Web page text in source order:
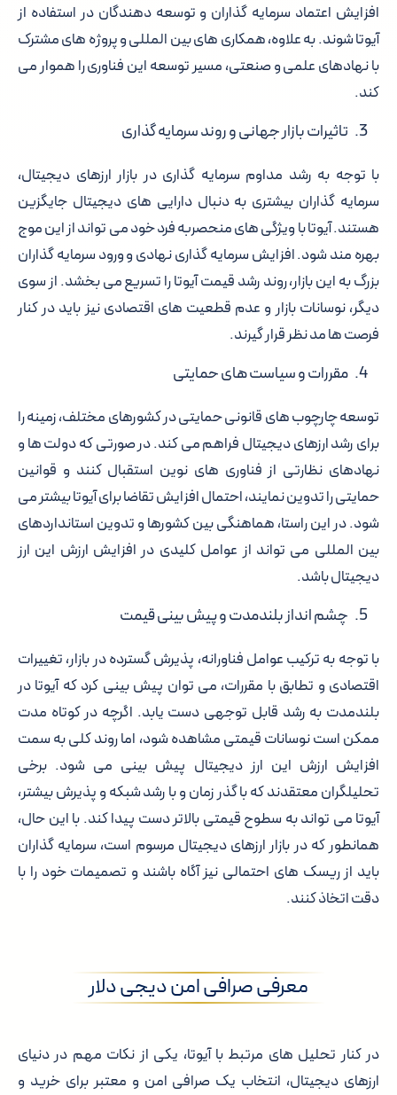
افزایش اعتماد سرمایه گذاران و توسعه دهندگان در استفاده از
آیوتا شوند. به علاوه، همکاری های بین المللی و پروژه های مشترک
با نهادهای علمی و صنعتی، مسیر توسعه این فناوری را هموار می
کند.
تاثیرات بازار جهانی و روند سرمایه گذاری
با توجه به رشد مداوم سرمایه گذاری در بازار ارزهای دیجیتال،
سرمایه گذاران بیشتری به دنبال دارایی های دیجیتال جایگزین
هستند. آیوتا با ویژگی های منحصربه فرد خود می تواند از این موج
بهره مند شود. افزایش سرمایه گذاری نهادی و ورود سرمایه گذاران
بزرگ به این بازار، روند رشد قیمت آیوتا را تسریع می بخشد. از سوی
دیگر، نوسانات بازار و عدم قطعیت های اقتصادی نیز باید در کنار
فرصت ها مد نظر قرار گیرند.
مقررات و سیاست های حمایتی
توسعه چارچوب های قانونی حمایتی در کشورهای مختلف، زمینه را
برای رشد ارزهای دیجیتال فراهم می کند. در صورتی که دولت ها و
نهادهای نظارتی از فناوری های نوین استقبال کنند و قوانین
حمایتی را تدوین نمایند، احتمال افزایش تقاضا برای آیوتا بیشتر می
شود. در این راستا، هماهنگی بین کشورها و تدوین استانداردهای
بین المللی می تواند از عوامل کلیدی در افزایش ارزش این ارز
دیجیتال باشد.
چشم انداز بلندمدت و پیش بینی قیمت
با توجه به ترکیب عوامل فناورانه، پذیرش گسترده در بازار، تغییرات
اقتصادی و تطابق با مقررات، می توان پیش بینی کرد که آیوتا در
بلندمدت به رشد قابل توجهی دست یابد. اگرچه در کوتاه مدت
ممکن است نوسانات قیمتی مشاهده شود، اما روند کلی به سمت
افزایش ارزش این ارز دیجیتال پیش بینی می شود. برخی
تحلیلگران معتقدند که با گذر زمان و با رشد شبکه و پذیرش بیشتر،
آیوتا می تواند به سطوح قیمتی بالاتر دست پیدا کند. با این حال،
همانطور که در بازار ارزهای دیجیتال مرسوم است، سرمایه گذاران
باید از ریسک های احتمالی نیز آگاه باشند و تصمیمات خود را با
دقت اتخاذ کنند.
معرفی صرافی امن دیجی دلار
در کنار تحلیل های مرتبط با آیوتا، یکی از نکات مهم در دنیای
ارزهای دیجیتال، انتخاب یک صرافی امن و معتبر برای خرید و